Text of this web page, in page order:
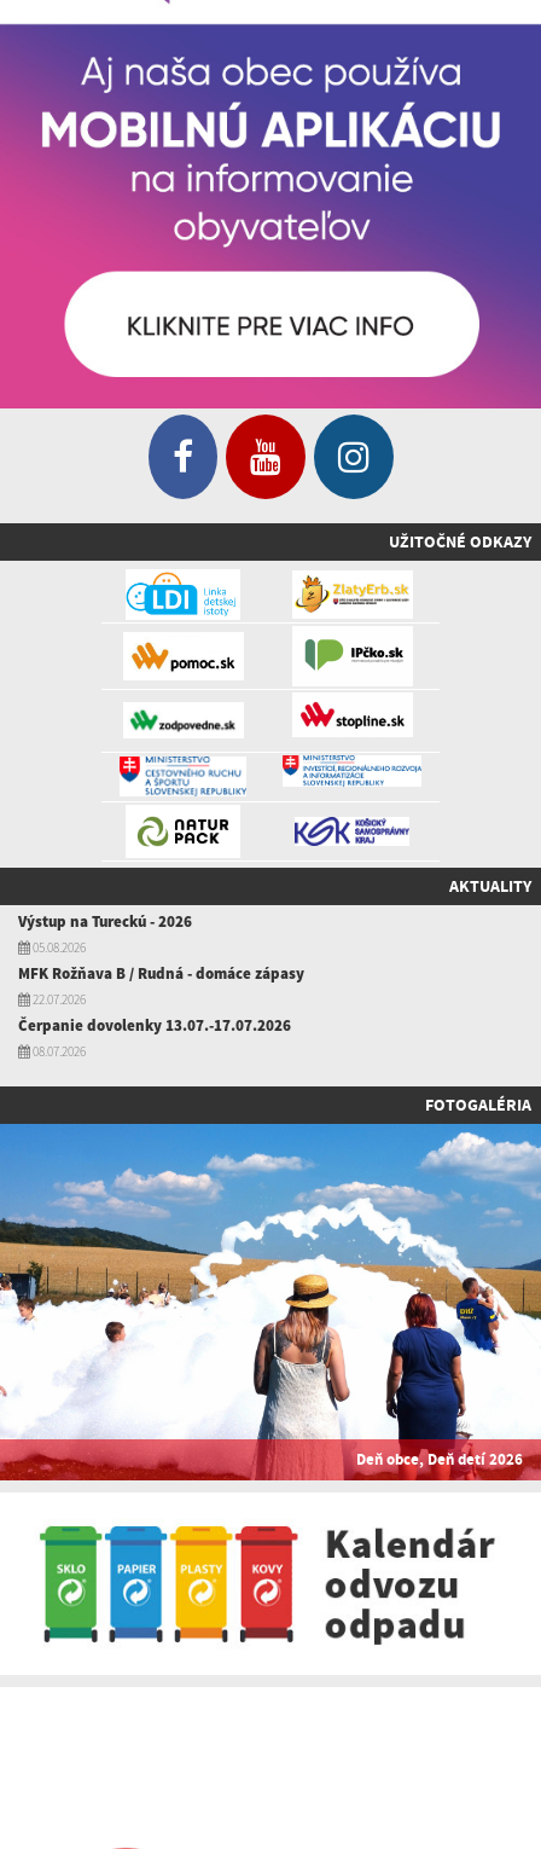
UŽITOČNÉ ODKAZY
AKTUALITY
Výstup na Tureckú - 2026
05.08.2026
MFK Rožňava B / Rudná - domáce zápasy
22.07.2026
Čerpanie dovolenky 13.07.-17.07.2026
08.07.2026
FOTOGALÉRIA
Deň obce, Deň detí 2026